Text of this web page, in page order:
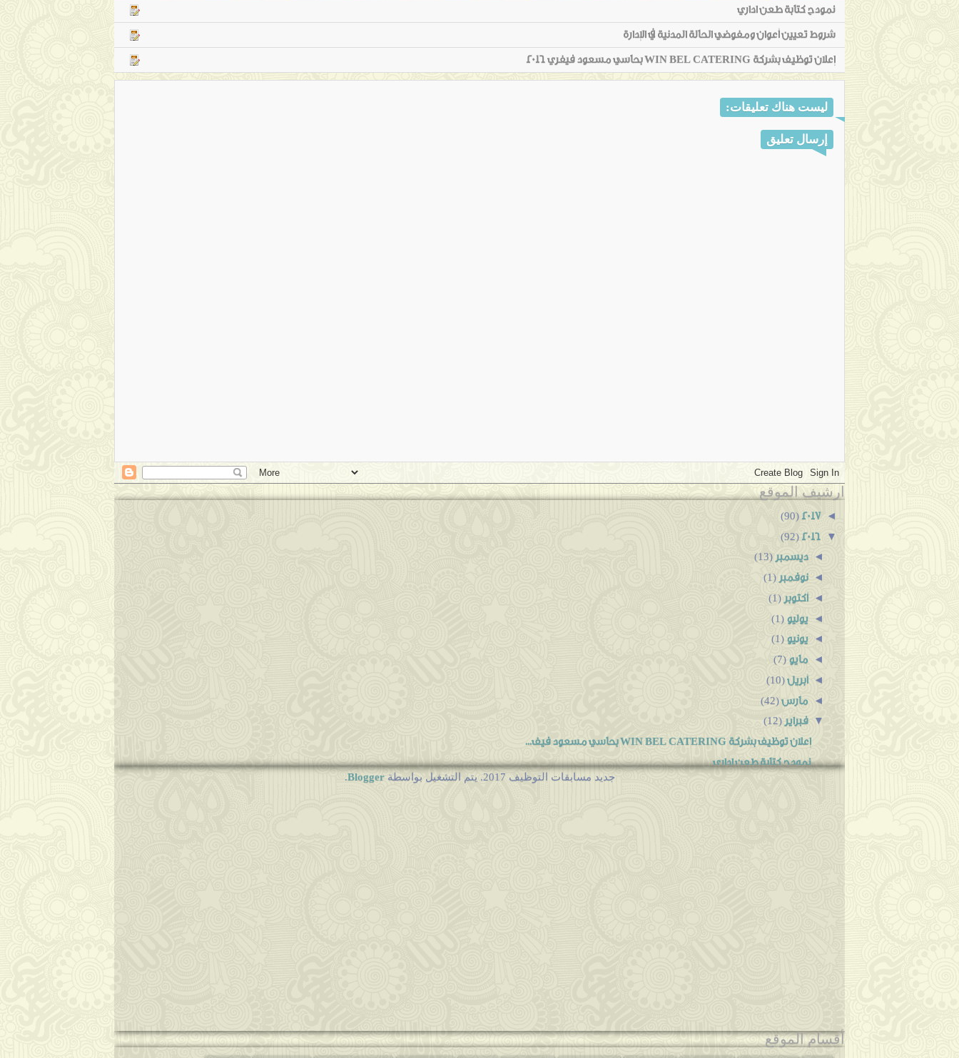
نمودج كتابة طعن اداري
شروط تعيين أعوان ومفوضي الحالة المدنية في الإدارة
إعلان توظيف بشركة WIN BEL CATERING بحاسي مسعود فيفري 2016
ليست هناك تعليقات:
إرسال تعليق
ارشيف الموقع
◄
2017
(90)
▼
2016
(92)
◄ديسمبر(13)
◄نوفمبر(1)
◄أكتوبر(1)
◄يوليو (1)
◄يونيو (1)
◄ مايو (7)
◄أبريل(10)
◄ مارس(42)
▼فبراير(12)
إعلان توظيف بشركة WIN BEL CATERING بحاسي مسعود فيف...
نمودج كتابة طعن اداري
دليل المديرية العامة للامن الوطني.عناوين.ارقام اله...
◄
2014
(56)
◄
2013
(76)
جديد مسابقات التوظيف 2017. يتم التشغيل بواسطة Blogger
.
أقسام الموقع